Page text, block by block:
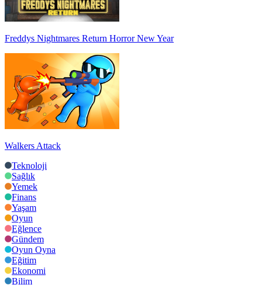
Freddys Nightmares Return Horror New Year
Walkers Attack
Teknoloji
Sağlık
Yemek
Finans
Yaşam
Oyun
Eğlence
Gündem
Oyun Oyna
Eğitim
Ekonomi
Bilim